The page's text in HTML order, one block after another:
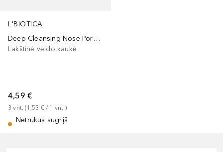
L'BIOTICA
Deep Cleansing Nose Pore Strips
Lakštinė veido kaukė
4,59 €
3 vnt. (1,53 € / 1 vnt.)
Netrukus sugrįš